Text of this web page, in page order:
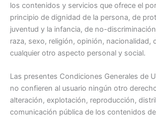
los contenidos y servicios que ofrece el
principio de dignidad de la persona, de
juventud y la infancia, de no-
raza, sexo, religión, opinión, nacionalidad,
cualquier otro aspecto personal y social.
Las presentes Condiciones Generales de
no confieren al usuario ningún otro
alteración, explotación, reproducción,
comunicación pública de los contenidos